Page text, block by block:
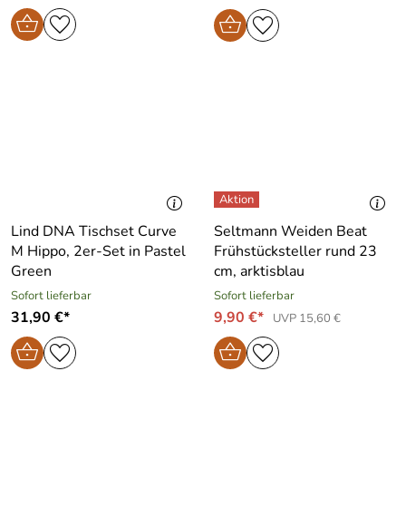
Lind DNA Tischset Curve
M Hippo, 2er-Set in Pastel
Green
Sofort lieferbar
31,90 €*
Seltmann Weiden Beat
Frühstücksteller rund 23
cm, arktisblau
Sofort lieferbar
9,90 €* UVP 15,60 €